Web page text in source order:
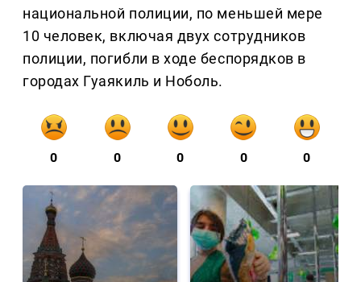
национальной полиции, по меньшей мере
10 человек, включая двух сотрудников
полиции, погибли в ходе беспорядков в
городах Гуаякиль и Ноболь.
0 0 0 0 0